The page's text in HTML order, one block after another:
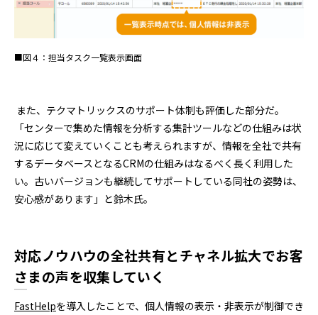
■図４：担当タスク一覧表示画面
また、テクマトリックスのサポート体制も評価した部分だ。
「センターで集めた情報を分析する集計ツールなどの仕組みは状
況に応じて変えていくことも考えられますが、情報を全社で共有
するデータベースとなるCRMの仕組みはなるべく長く利用した
い。古いバージョンも継続してサポートしている同社の姿勢は、
安心感があります」と鈴木氏。
対応ノウハウの全社共有とチャネル拡大でお客
さまの声を収集していく
FastHelpを導入したことで、個人情報の表示・非表示が制御でき